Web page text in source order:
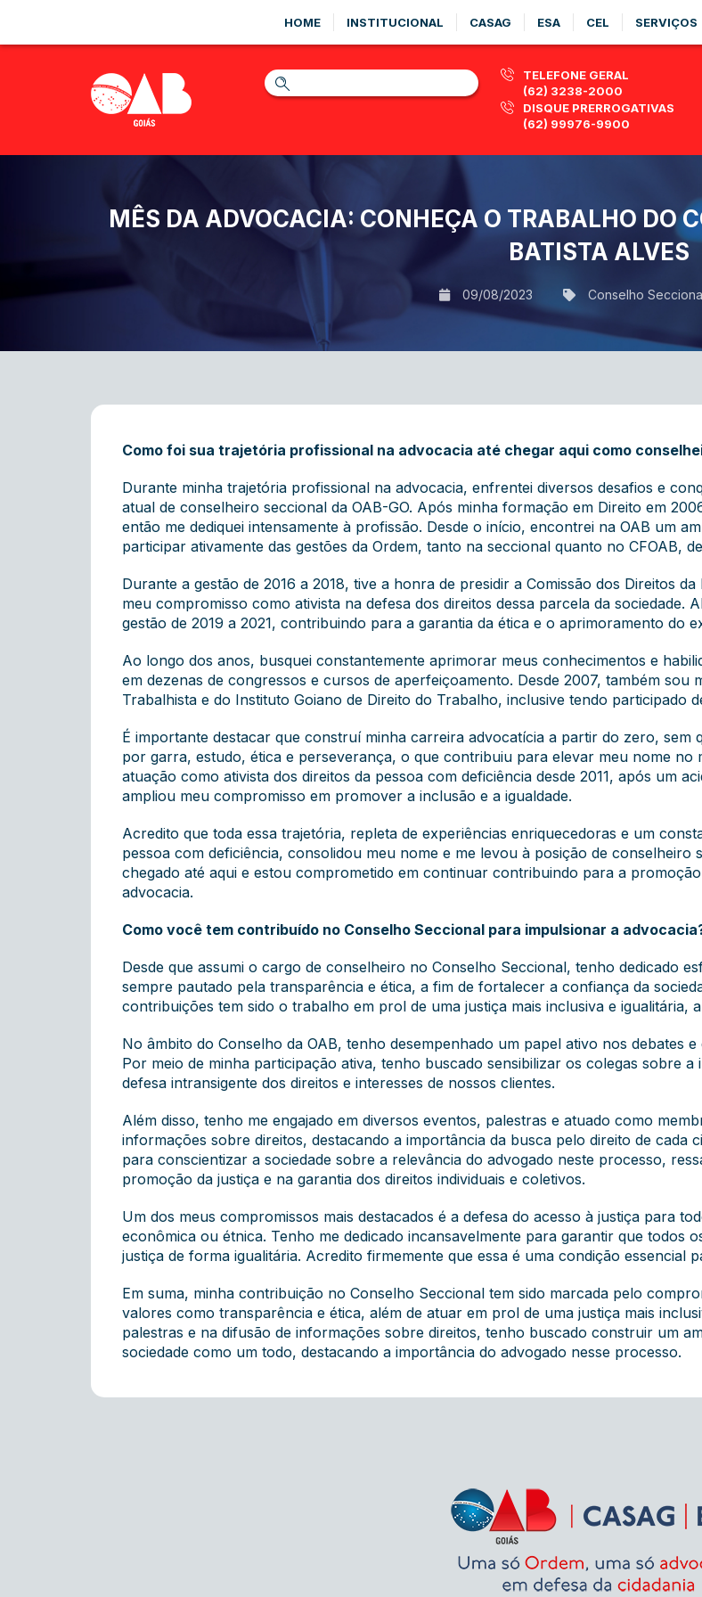
HOME INSTITUCIONAL CASAG ESA CEL SERVIÇOS
TELEFONE GERAL
(62) 3238-2000
DISQUE PRERROGATIVAS
(62) 99976-9900
MÊS DA ADVOCACIA: CONHEÇA O TRABALHO DO
BATISTA ALVES
09/08/2023 Conselho
Como foi sua trajetória profissional na advocacia até chegar aqui como
Durante minha trajetória profissional na advocacia, enfrentei diversos desafios e
atual de conselheiro seccional da OAB-GO. Após minha formação em Direito em
então me dediquei intensamente à profissão. Desde o início, encontrei na OAB um
participar ativamente das gestões da Ordem, tanto na seccional quanto no CFOAB,
Durante a gestão de 2016 a 2018, tive a honra de presidir a Comissão dos Direitos
meu compromisso como ativista na defesa dos direitos dessa parcela da sociedade.
gestão de 2019 a 2021, contribuindo para a garantia da ética e o aprimoramento do
Ao longo dos anos, busquei constantemente aprimorar meus conhecimentos e
em dezenas de congressos e cursos de aperfeiçoamento. Desde 2007, também sou
Trabalhista e do Instituto Goiano de Direito do Trabalho, inclusive tendo participado
É importante destacar que construí minha carreira advocatícia a partir do zero,
por garra, estudo, ética e perseverança, o que contribuiu para elevar meu nome no
atuação como ativista dos direitos da pessoa com deficiência desde 2011, após um
ampliou meu compromisso em promover a inclusão e a igualdade.
Acredito que toda essa trajetória, repleta de experiências enriquecedoras e um
pessoa com deficiência, consolidou meu nome e me levou à posição de
chegado até aqui e estou comprometido em continuar contribuindo para a
advocacia.
Como você tem contribuído no Conselho Seccional para impulsionar a
Desde que assumi o cargo de conselheiro no Conselho Seccional, tenho dedicado
sempre pautado pela transparência e ética, a fim de fortalecer a confiança da
contribuições tem sido o trabalho em prol de uma justiça mais inclusiva e igualitária,
No âmbito do Conselho da OAB, tenho desempenhado um papel ativo nos debates
Por meio de minha participação ativa, tenho buscado sensibilizar os colegas sobre
defesa intransigente dos direitos e interesses de nossos clientes.
Além disso, tenho me engajado em diversos eventos, palestras e atuado como
informações sobre direitos, destacando a importância da busca pelo direito de cada
para conscientizar a sociedade sobre a relevância do advogado neste processo,
promoção da justiça e na garantia dos direitos individuais e coletivos.
Um dos meus compromissos mais destacados é a defesa do acesso à justiça para
econômica ou étnica. Tenho me dedicado incansavelmente para garantir que todos
justiça de forma igualitária. Acredito firmemente que essa é uma condição essencial
Em suma, minha contribuição no Conselho Seccional tem sido marcada pelo
valores como transparência e ética, além de atuar em prol de uma justiça mais
palestras e na difusão de informações sobre direitos, tenho buscado construir um
sociedade como um todo, destacando a importância do advogado nesse processo.